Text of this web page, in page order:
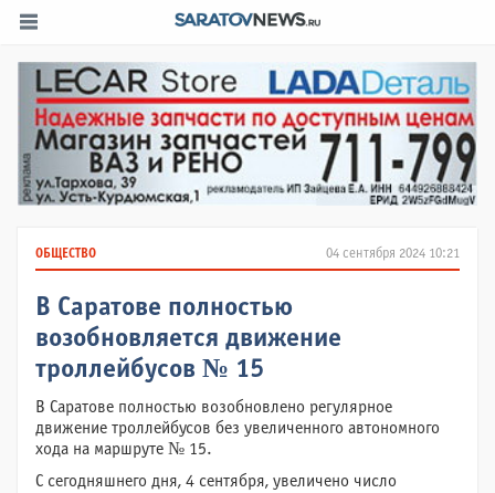
04 сентября 2024 10:21
ОБЩЕСТВО
В Саратове полностью
возобновляется движение
троллейбусов № 15
В Саратове полностью возобновлено регулярное
движение троллейбусов без увеличенного автономного
хода на маршруте № 15.
С сегодняшнего дня, 4 сентября, увеличено число